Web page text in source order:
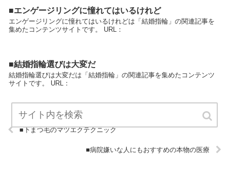
■エンゲージリングに憧れてはいるけれど
エンゲージリングに憧れてはいるけれどは「結婚指輪」の関連記事を
集めたコンテンツサイトです。 URL：
■結婚指輪選びは大変だ
結婚指輪選びは大変だは「結婚指輪」の関連記事を集めたコンテンツ
サイトです。 URL：
■下まつ毛のマツエクテクニック
■病院嫌いな人にもおすすめの本物の医療